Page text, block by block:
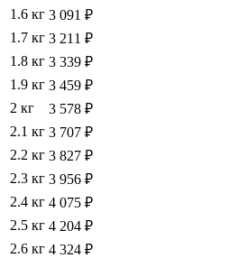
1.6 кг 3 091 ₽
1.7 кг 3 211 ₽
1.8 кг 3 339 ₽
1.9 кг 3 459 ₽
2 кг
3 578 ₽
2.1 кг 3 707 ₽
2.2 кг 3 827 ₽
2.3 кг 3 956 ₽
2.4 кг 4 075 ₽
2.5 кг 4 204 ₽
2.6 кг 4 324 ₽